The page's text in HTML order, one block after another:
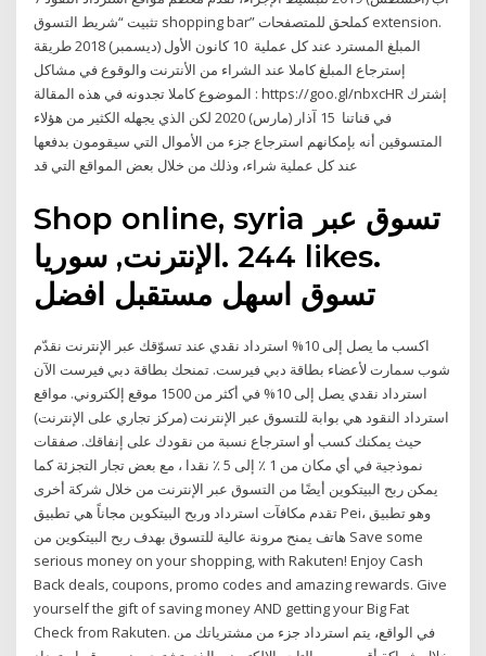
تثبيت “شريط التسوق shopping bar” كملحق للمتصفحات extension.
المبلغ المسترد عند كل عملية 10 كانون الأول (ديسمبر) 2018 طريقة
إسترجاع المبلغ كاملا عند الشراء من الأنترنت والوقوع في مشاكل
الموضوع كاملا تجدونه في هذه المقالة : https://goo.gl/nbxcHR إشترك
في قناتنا 15 آذار (مارس) 2020 لكن الذي يجهله الكثير من هؤلاء
المتسوقين أنه بإمكانهم استرجاع جزء من الأموال التي سيقومون بدفعها
‎Shop online, syria تسوق عبر
الإنترنت, سوريا‎. 244 likes.
اكسب ما يصل إلى 10% استرداد نقدي عند تسوّقك عبر الإنترنت نقدّم
شوب سمارت لأعضاء بطاقة دبي فيرست. تمنحك بطاقة دبي فيرست الآن
استرداد نقدي يصل إلى 10% في أكثر من 1500 موقع إلكتروني. مواقع
استرداد النقود هي بوابة للتسوق عبر الإنترنت (مركز تجاري على الإنترنت)
حيث يمكنك كسب أو استرجاع نسبة من نقودك على إنفاقك. صفقات
نموذجية في أي مكان من 1 ٪ إلى 5 ٪ نقدا ، مع بعض تجار التجزئة كما
يمكن ربح البيتكوين أيضًا من التسوق عبر الإنترنت من خلال شركة أخرى
تقدم مكافآت استرداد وربح البيتكوين مجاناً هي تطبيق Pei، وهو تطبيق
هاتف يمنح مرونة عالية للتسوق بهدف ربح البيتكوين من Save some
serious money on your shopping, with Rakuten! Enjoy Cash
Back deals, coupons, promo codes and amazing rewards. Give
yourself the gift of saving money AND getting your Big Fat
Check from Rakuten. في الواقع، يتم استرداد جزء من مشترياتك من